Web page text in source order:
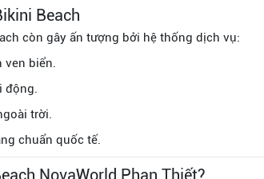
Beach
còn gây ấn tượng bởi hệ thống dịch vụ:
ven biển.
động.
trời.
chuẩn quốc tế.
NovaWorld Phan Thiết?